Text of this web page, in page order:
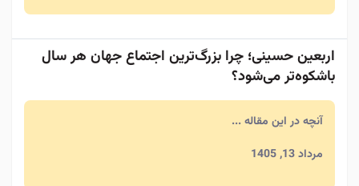
اربعین حسینی؛ چرا بزرگ‌ترین اجتماع جهان هر سال
باشکوه‌تر می‌شود؟
آنچه در این مقاله ...
مرداد 13, 1405